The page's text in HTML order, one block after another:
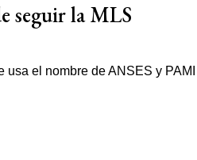
seguir la MLS